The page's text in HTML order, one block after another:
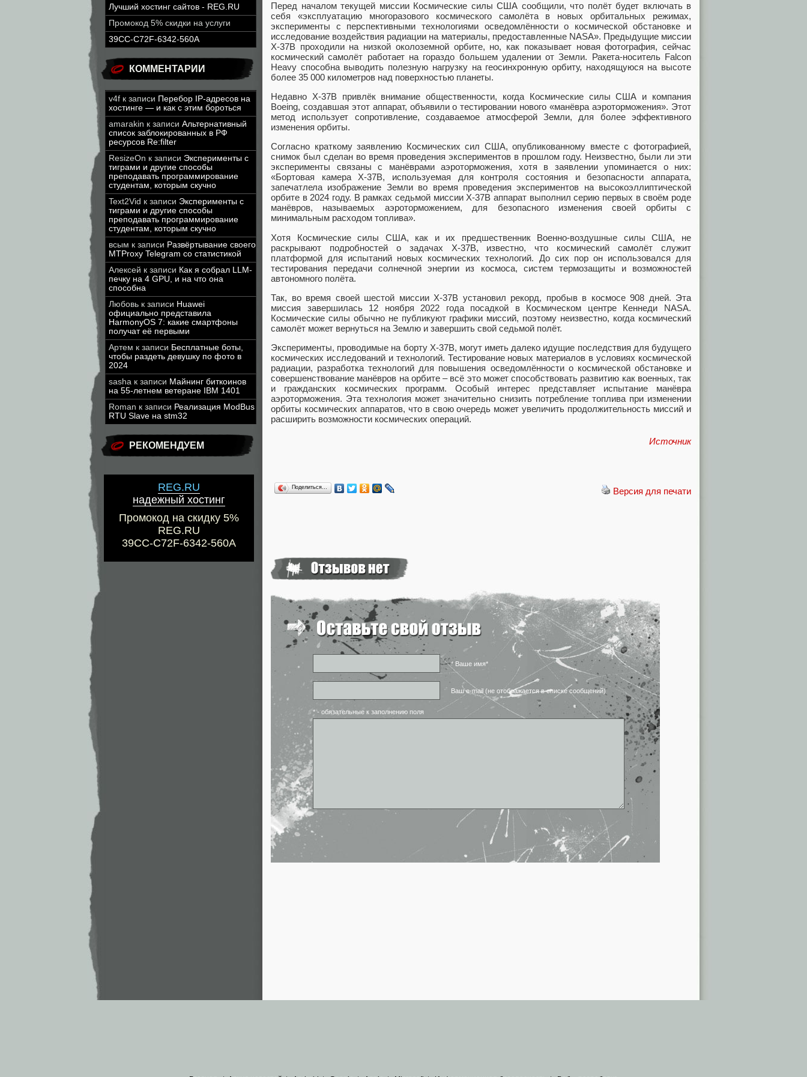
Лучший хостинг сайтов - REG.RU
Промокод 5% скидки на услуги
39CC-C72F-6342-560A
КОММЕНТАРИИ
v4f к записи Перебор IP-адресов на
хостинге — и как с этим бороться
amarakin к записи Альтернативный
список заблокированных в РФ
ресурсов Re:filter
ResizeOn к записи Эксперименты с
тиграми и другие способы
преподавать программирование
студентам, которым скучно
Text2Vid к записи Эксперименты с
тиграми и другие способы
преподавать программирование
студентам, которым скучно
всым к записи Развёртывание своего
MTProxy Telegram со статистикой
Алексей к записи Как я собрал LLM-
печку на 4 GPU, и на что она
способна
Любовь к записи Huawei
официально представила
HarmonyOS 7: какие смартфоны
получат её первыми
Артем к записи Бесплатные боты,
чтобы раздеть девушку по фото в
2024
sasha к записи Майнинг биткоинов
на 55-летнем ветеране IBM 1401
Roman к записи Реализация ModBus
RTU Slave на stm32
РЕКОМЕНДУЕМ
REG.RU
надежный хостинг
Промокод на скидку 5%
REG.RU
39CC-C72F-6342-560A
Перед началом текущей миссии Космические силы США сообщили, что полёт будет включать в
себя «эксплуатацию многоразового космического самолёта в новых орбитальных режимах,
эксперименты с перспективными технологиями осведомлённости о космической обстановке и
исследование воздействия радиации на материалы, предоставленные NASA». Предыдущие миссии
X-37B проходили на низкой околоземной орбите, но, как показывает новая фотография, сейчас
космический самолёт работает на гораздо большем удалении от Земли. Ракета-носитель Falcon
Heavy способна выводить полезную нагрузку на геосинхронную орбиту, находящуюся на высоте
более 35 000 километров над поверхностью планеты.
Недавно X-37B привлёк внимание общественности, когда Космические силы США и компания
Boeing, создавшая этот аппарат, объявили о тестировании нового «манёвра аэроторможения». Этот
метод использует сопротивление, создаваемое атмосферой Земли, для более эффективного
изменения орбиты.
Согласно краткому заявлению Космических сил США, опубликованному вместе с фотографией,
снимок был сделан во время проведения экспериментов в прошлом году. Неизвестно, были ли эти
эксперименты связаны с манёврами аэроторможения, хотя в заявлении упоминается о них:
«Бортовая камера X-37B, используемая для контроля состояния и безопасности аппарата,
запечатлела изображение Земли во время проведения экспериментов на высокоэллиптической
орбите в 2024 году. В рамках седьмой миссии X-37B аппарат выполнил серию первых в своём роде
манёвров, называемых аэроторможением, для безопасного изменения своей орбиты с
минимальным расходом топлива».
Хотя Космические силы США, как и их предшественник Военно-воздушные силы США, не
раскрывают подробностей о задачах X-37B, известно, что космический самолёт служит
платформой для испытаний новых космических технологий. До сих пор он использовался для
тестирования передачи солнечной энергии из космоса, систем термозащиты и возможностей
автономного полёта.
Так, во время своей шестой миссии X-37B установил рекорд, пробыв в космосе 908 дней. Эта
миссия завершилась 12 ноября 2022 года посадкой в Космическом центре Кеннеди NASA.
Космические силы обычно не публикуют графики миссий, поэтому неизвестно, когда космический
самолёт может вернуться на Землю и завершить свой седьмой полёт.
Эксперименты, проводимые на борту X-37B, могут иметь далеко идущие последствия для будущего
космических исследований и технологий. Тестирование новых материалов в условиях космической
радиации, разработка технологий для повышения осведомлённости о космической обстановке и
совершенствование манёвров на орбите – всё это может способствовать развитию как военных, так
и гражданских космических программ. Особый интерес представляет испытание манёвра
аэроторможения. Эта технология может значительно снизить потребление топлива при изменении
орбиты космических аппаратов, что в свою очередь может увеличить продолжительность миссий и
расширить возможности космических операций.
Источник
Версия для печати
Поделиться…
* Ваше имя*
Ваш e-mail (не отображается в списке сообщений)
* - обязательные к заполнению поля